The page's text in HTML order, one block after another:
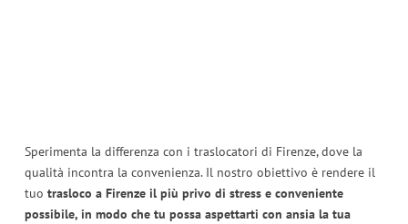
Sperimenta la differenza con i traslocatori di Firenze, dove la
qualità incontra la convenienza. Il nostro obiettivo è rendere il
tuo trasloco a Firenze il più privo di stress e conveniente
possibile, in modo che tu possa aspettarti con ansia la tua